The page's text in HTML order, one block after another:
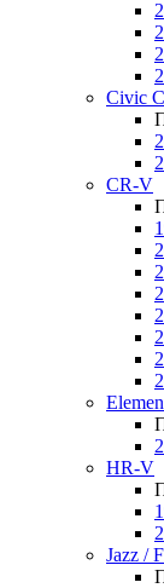
Civic
CR-V
HR-V
Jazz /